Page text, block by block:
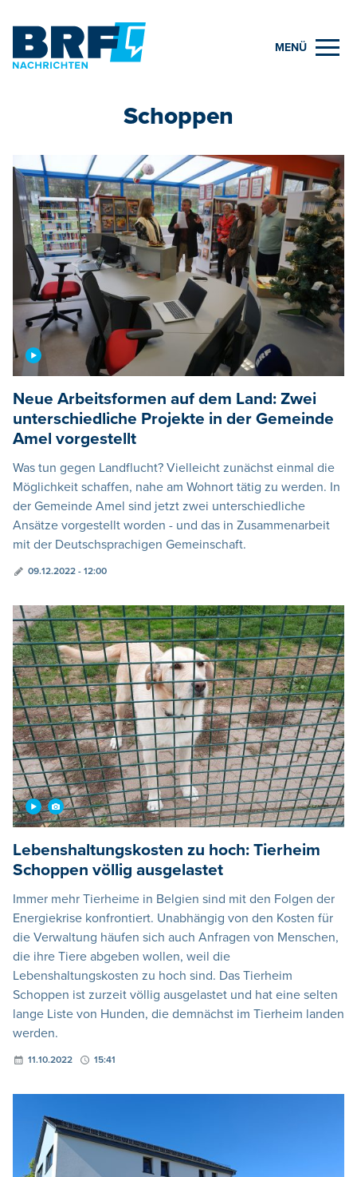
MENÜ
Schoppen
Neue Arbeitsformen auf dem Land: Zwei
unterschiedliche Projekte in der Gemeinde
Amel vorgestellt
Was tun gegen Landflucht? Vielleicht zunächst einmal die
Möglichkeit schaffen, nahe am Wohnort tätig zu werden. In
der Gemeinde Amel sind jetzt zwei unterschiedliche
Ansätze vorgestellt worden - und das in Zusammenarbeit
mit der Deutschsprachigen Gemeinschaft.
09.12.2022 - 12:00
Lebenshaltungskosten zu hoch: Tierheim
Schoppen völlig ausgelastet
Immer mehr Tierheime in Belgien sind mit den Folgen der
Energiekrise konfrontiert. Unabhängig von den Kosten für
die Verwaltung häufen sich auch Anfragen von Menschen,
die ihre Tiere abgeben wollen, weil die
Lebenshaltungskosten zu hoch sind. Das Tierheim
Schoppen ist zurzeit völlig ausgelastet und hat eine selten
lange Liste von Hunden, die demnächst im Tierheim landen
werden.
11.10.2022 15:41